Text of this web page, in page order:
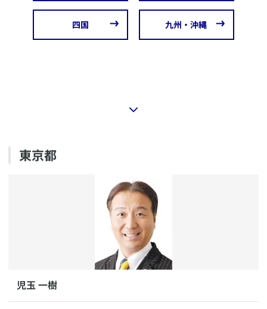
​四国 九州・沖縄
東京都
​​児玉 一樹